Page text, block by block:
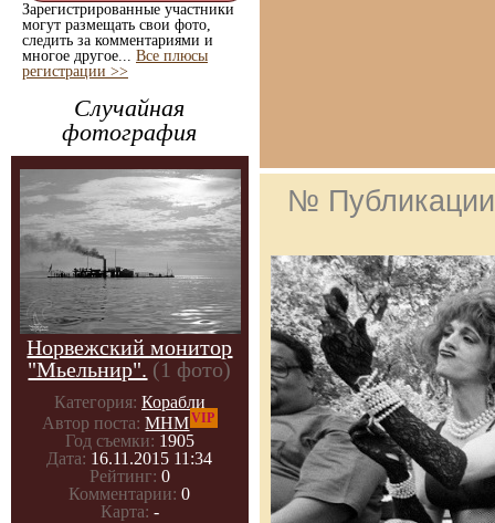
Зарегистрированные участники
могут размещать свои фото,
следить за комментариями и
многое другое... Все плюсы
регистрации >>
Случайная
фотография
Норвежский монитор
"Мьельнир". (1 фото)
Категория: Корабли
Автор поста: МНМVIP
Год съемки: 1905
Дата: 16.11.2015 11:34
Рейтинг: 0
Комментарии: 0
Карта: -
№